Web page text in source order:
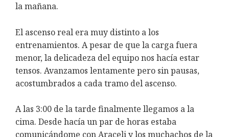
la mañana.
El ascenso real era muy distinto a los
entrenamientos. A pesar de que la carga fuera
menor, la delicadeza del equipo nos hacía estar
tensos. Avanzamos lentamente pero sin pausas,
acostumbrados a cada tramo del ascenso.
A las 3:00 de la tarde finalmente llegamos a la
cima. Desde hacía un par de horas estaba
comunicándome con Araceli y los muchachos de la